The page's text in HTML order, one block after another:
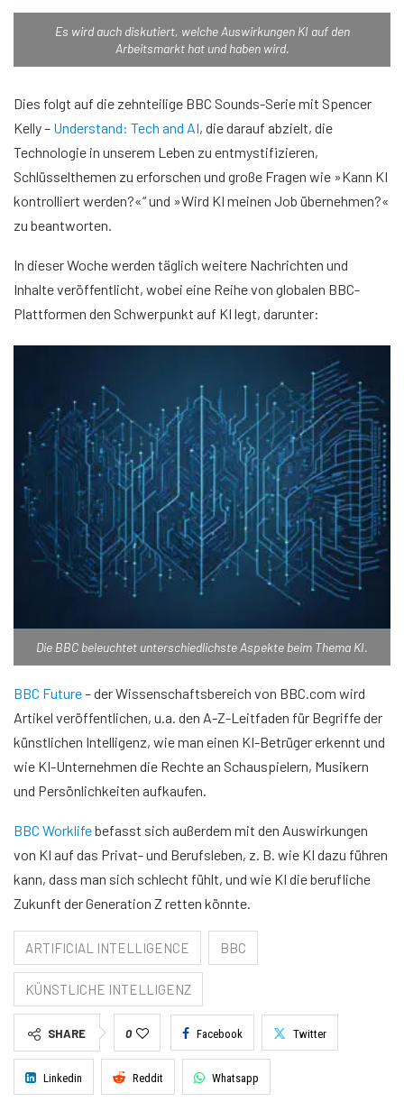
Es wird auch diskutiert, welche Auswirkungen KI auf den
Arbeitsmarkt hat und haben wird.
Dies folgt auf die zehnteilige BBC Sounds-Serie mit Spencer
Kelly – Understand: Tech and AI, die darauf abzielt, die
Technologie in unserem Leben zu entmystifizieren,
Schlüsselthemen zu erforschen und große Fragen wie »Kann KI
kontrolliert werden?«“ und »Wird KI meinen Job übernehmen?«
zu beantworten.
In dieser Woche werden täglich weitere Nachrichten und
Inhalte veröffentlicht, wobei eine Reihe von globalen BBC-
Plattformen den Schwerpunkt auf KI legt, darunter:
Die BBC beleuchtet unterschiedlichste Aspekte beim Thema KI.
BBC Future– der Wissenschaftsbereich von BBC.com wird
Artikel veröffentlichen, u.a. den A-Z-Leitfaden für Begriffe der
künstlichen Intelligenz, wie man einen KI-Betrüger erkennt und
wie KI-Unternehmen die Rechte an Schauspielern, Musikern
und Persönlichkeiten aufkaufen.
BBC Worklifebefasst sich außerdem mit den Auswirkungen
von KI auf das Privat- und Berufsleben, z. B. wie KI dazu führen
kann, dass man sich schlecht fühlt, und wie KI die berufliche
Zukunft der Generation Z retten könnte.
ARTIFICIAL INTELLIGENCE BBC
KÜNSTLICHE INTELLIGENZ
SHARE 0 Facebook Twitter
Linkedin Reddit Whatsapp